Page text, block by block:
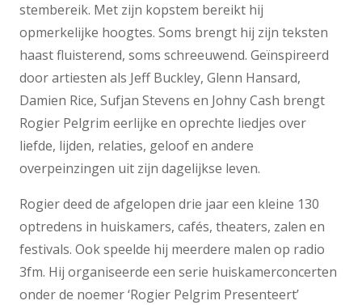
stembereik. Met zijn kopstem bereikt hij
opmerkelijke hoogtes. Soms brengt hij zijn teksten
haast fluisterend, soms schreeuwend. Geïnspireerd
door artiesten als Jeff Buckley, Glenn Hansard,
Damien Rice, Sufjan Stevens en Johny Cash brengt
Rogier Pelgrim eerlijke en oprechte liedjes over
liefde, lijden, relaties, geloof en andere
overpeinzingen uit zijn dagelijkse leven.
Rogier deed de afgelopen drie jaar een kleine 130
optredens in huiskamers, cafés, theaters, zalen en
festivals. Ook speelde hij meerdere malen op radio
3fm. Hij organiseerde een serie huiskamerconcerten
onder de noemer ‘Rogier Pelgrim Presenteert’